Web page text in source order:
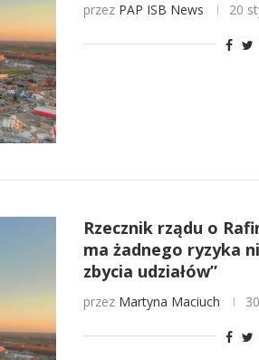
przez PAP ISB News 20
Rzecznik rządu o
ma żadnego ryzyka
zbycia udziałów”
przez Martyna Maciuch